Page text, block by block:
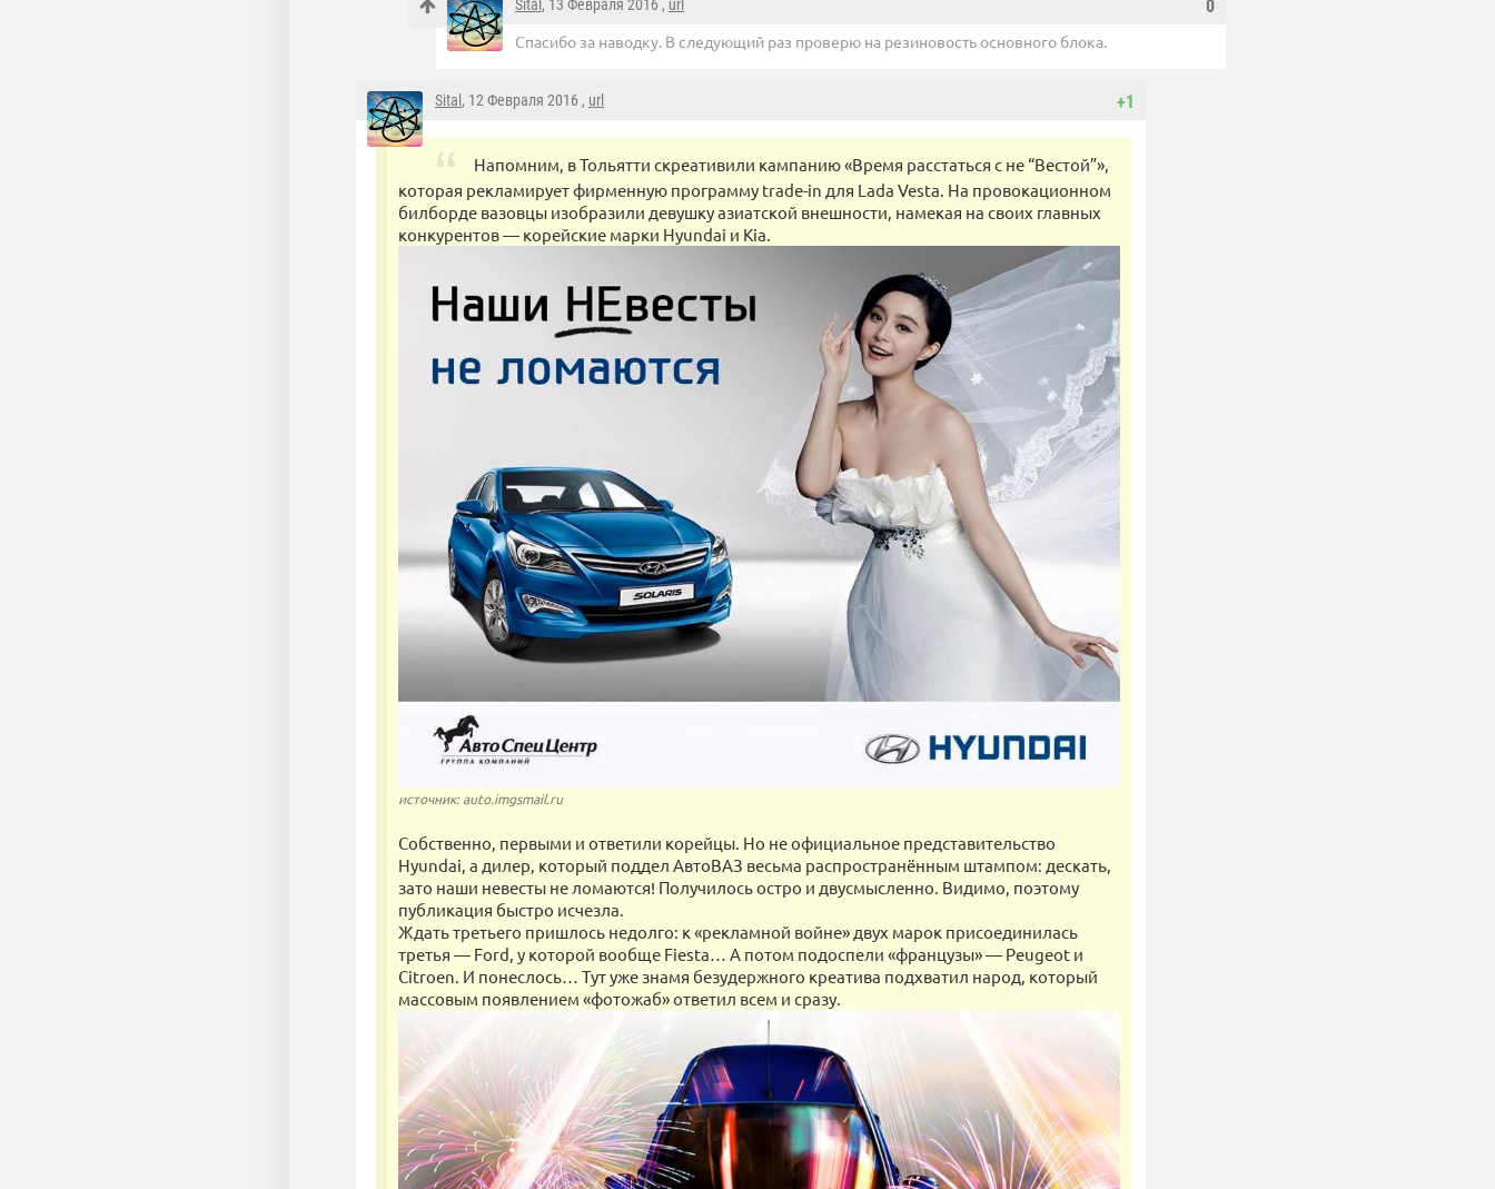
0
Sital , 13 Февраля 2016 , url
Спасибо за наводку. В следующий раз проверю на резиновость основного блока.
+1
Sital , 12 Февраля 2016 , url
Напомним, в Тольятти скреативили кампанию «Время расстаться с не “Вестой”»,
которая рекламирует фирменную программу trade-in для Lada Vesta. На провокационном
билборде вазовцы изобразили девушку азиатской внешности, намекая на своих главных
конкурентов — корейские марки Hyundai и Kia.
источник: auto.imgsmail.ru
Собственно, первыми и ответили корейцы. Но не официальное представительство
Hyundai, а дилер, который поддел АвтоВАЗ весьма распространённым штампом: дескать,
зато наши невесты не ломаются! Получилось остро и двусмысленно. Видимо, поэтому
публикация быстро исчезла.
Ждать третьего пришлось недолго: к «рекламной войне» двух марок присоединилась
третья — Ford, у которой вообще Fiesta… А потом подоспели «французы» — Peugeot и
Citroen. И понеслось… Тут уже знамя безудержного креатива подхватил народ, который
массовым появлением «фотожаб» ответил всем и сразу.